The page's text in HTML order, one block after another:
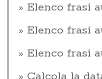
Elenco frasi
Elenco frasi
Elenco frasi